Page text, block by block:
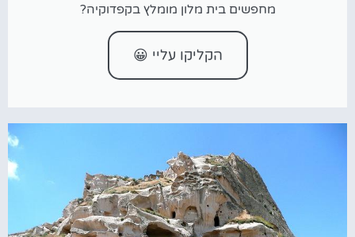
מחפשים בית מלון מומלץ בקפדוקיה?
הקליקו עליי 😀